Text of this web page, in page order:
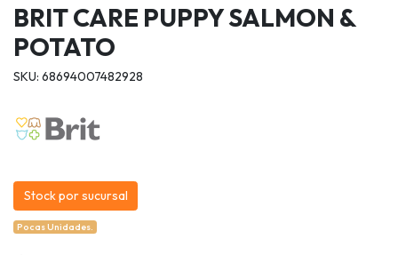
BRIT CARE PUPPY SALMON &
POTATO
SKU: 68694007482928
Stock por sucursal
Pocas Unidades.